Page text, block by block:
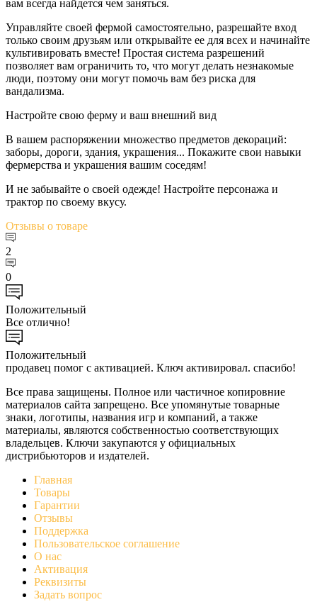
вам всегда найдется чем заняться.
Управляйте своей фермой самостоятельно, разрешайте вход
только своим друзьям или открывайте ее для всех и начинайте
культивировать вместе! Простая система разрешений
позволяет вам ограничить то, что могут делать незнакомые
люди, поэтому они могут помочь вам без риска для
вандализма.
Настройте свою ферму и ваш внешний вид
В вашем распоряжении множество предметов декораций:
заборы, дороги, здания, украшения... Покажите свои навыки
фермерства и украшения вашим соседям!
И не забывайте о своей одежде! Настройте персонажа и
трактор по своему вкусу.
Отзывы о товаре
2
0
Положительный
Все отлично!
Положительный
продавец помог с активацией. Ключ активировал. спасибо!
Все права защищены. Полное или частичное копировние
материалов сайта запрещено. Все упомянутые товарные
знаки, логотипы, названия игр и компаний, а также
материалы, являются собственностью соответствующих
владельцев. Ключи закупаются у официальных
дистрибьюторов и издателей.
Главная
Товары
Гарантии
Отзывы
Поддержка
Пользовательское соглашение
О нас
Активация
Реквизиты
Задать вопрос